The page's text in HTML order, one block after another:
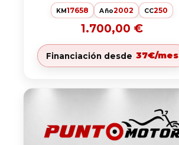
KM17658 Año2002 CC250
1.700,00 €
Financiación desde 37€/mes